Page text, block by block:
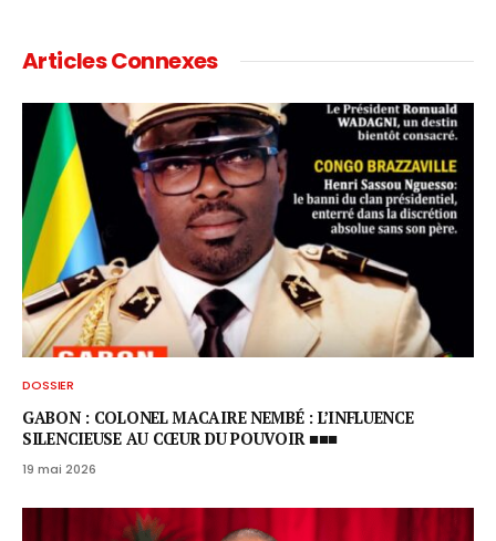
Articles Connexes
DOSSIER
GABON : COLONEL MACAIRE NEMBÉ : L’INFLUENCE
SILENCIEUSE AU CŒUR DU POUVOIR ■■■
19 mai 2026